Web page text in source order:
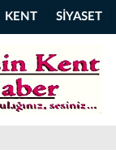
KENT SİYASET